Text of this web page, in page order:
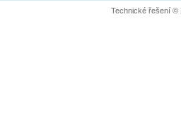
Technické řešení ©